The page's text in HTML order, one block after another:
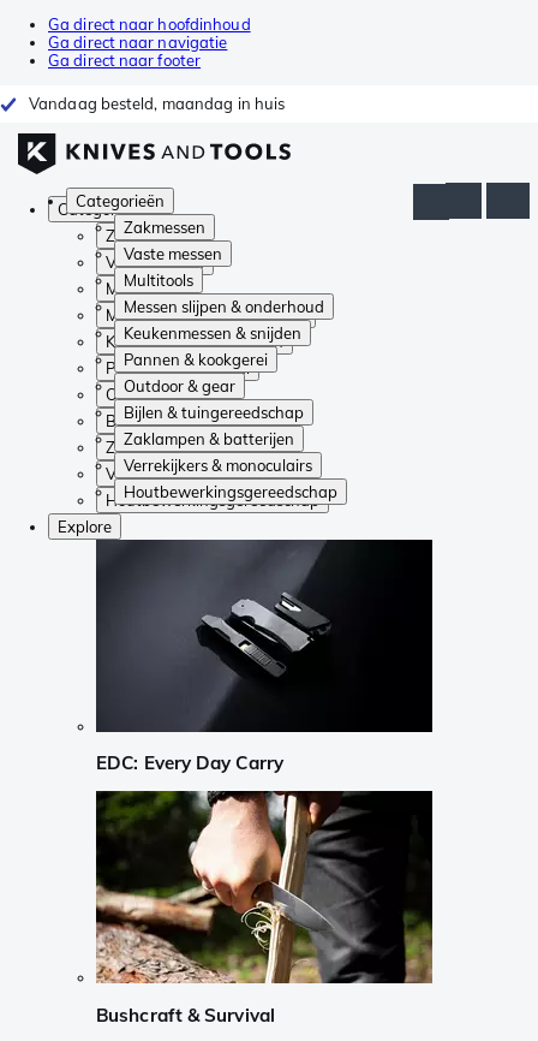
Ga direct naar hoofdinhoud
Ga direct naar navigatie
Ga direct naar footer
Vandaag besteld, maandag in huis
Categorieën
Zakmessen
Vaste messen
Multitools
Messen slijpen & onderhoud
Keukenmessen & snijden
Pannen & kookgerei
Outdoor & gear
Bijlen & tuingereedschap
Zaklampen & batterijen
Verrekijkers & monoculairs
Houtbewerkingsgereedschap
Categorieën
Zakmessen
Vaste messen
Multitools
Messen slijpen & onderhoud
Keukenmessen & snijden
Pannen & kookgerei
Outdoor & gear
Bijlen & tuingereedschap
Zaklampen & batterijen
Verrekijkers & monoculairs
Houtbewerkingsgereedschap
Explore
EDC: Every Day Carry
Bushcraft & Survival